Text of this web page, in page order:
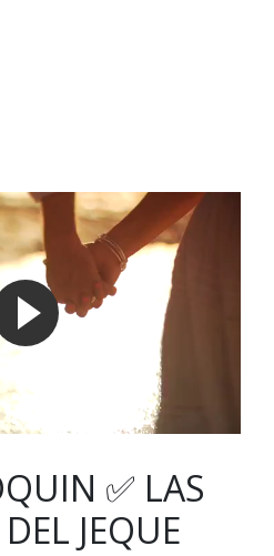
✅ LAS
JEQUE